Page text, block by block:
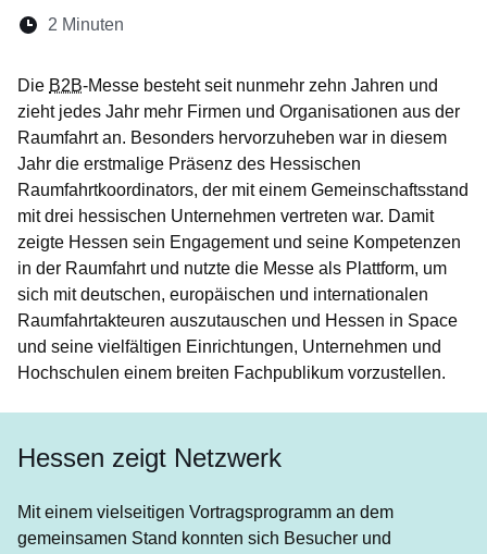
Lesedauer:
2 Minuten
Die B2B-Messe besteht seit nunmehr zehn Jahren und
zieht jedes Jahr mehr Firmen und Organisationen aus der
Raumfahrt an. Besonders hervorzuheben war in diesem
Jahr die erstmalige Präsenz des Hessischen
Raumfahrtkoordinators, der mit einem Gemeinschaftsstand
mit drei hessischen Unternehmen vertreten war. Damit
zeigte Hessen sein Engagement und seine Kompetenzen
in der Raumfahrt und nutzte die Messe als Plattform, um
sich mit deutschen, europäischen und internationalen
Raumfahrtakteuren auszutauschen und Hessen in Space
und seine vielfältigen Einrichtungen, Unternehmen und
Hochschulen einem breiten Fachpublikum vorzustellen.
Hessen zeigt Netzwerk
Mit einem vielseitigen Vortragsprogramm an dem
gemeinsamen Stand konnten sich Besucher und